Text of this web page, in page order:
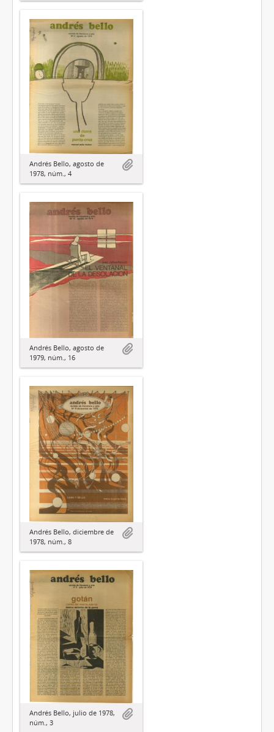
Andrés Bello, agosto de
1978, núm., 4
Andrés Bello, agosto de
1979, núm., 16
Andrés Bello, diciembre de
1978, núm., 8
Andrés Bello, julio de 1978,
núm., 3